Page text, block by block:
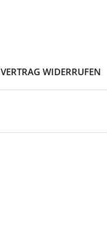
VERTRAG WIDERRUFEN